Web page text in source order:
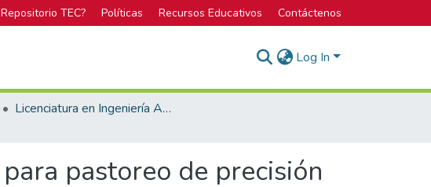
TEC? Políticas Recursos Educativos Contáctenos
Log In
Licenciatura en Ingeniería Agrícola
pastoreo de precisión